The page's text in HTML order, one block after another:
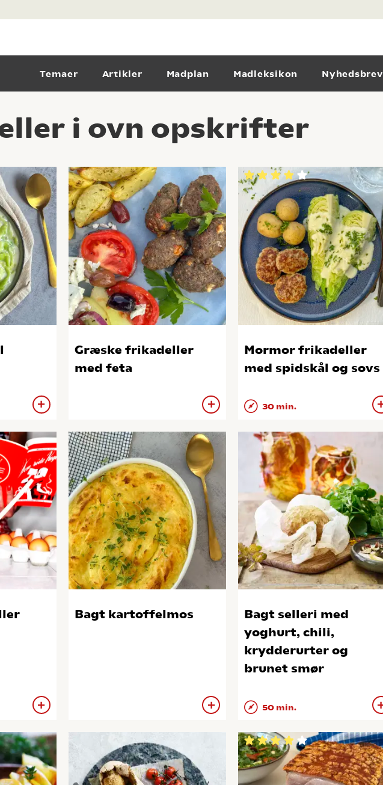
Temaer Artikler Madplan Madleksikon Nyhedsbrev
i ovn opskrifter
Græske frikadeller
med feta
Mormor frikadeller
med spidskål og sovs
30 min.
Bagt kartoffelmos
Bagt selleri med
yoghurt, chili,
krydderurter og
brunet smør
50 min.